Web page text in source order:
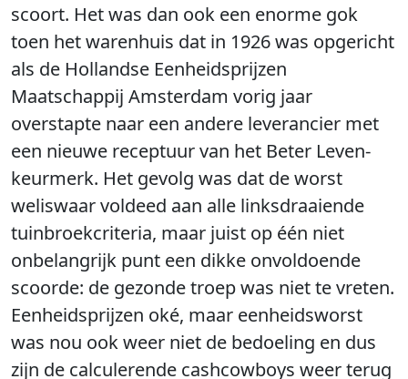
scoort. Het was dan ook een enorme gok
toen het warenhuis dat in 1926 was opgericht
als de Hollandse Eenheidsprijzen
Maatschappij Amsterdam vorig jaar
overstapte naar een andere leverancier met
een nieuwe receptuur van het Beter Leven-
keurmerk. Het gevolg was dat de worst
weliswaar voldeed aan alle linksdraaiende
tuinbroekcriteria, maar juist op één niet
onbelangrijk punt een dikke onvoldoende
scoorde: de gezonde troep was niet te vreten.
Eenheidsprijzen oké, maar eenheidsworst
was nou ook weer niet de bedoeling en dus
zijn de calculerende cashcowboys weer terug